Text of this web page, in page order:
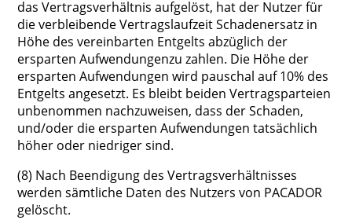
das Vertragsverhältnis aufgelöst, hat der Nutzer für
die verbleibende Vertragslaufzeit Schadenersatz in
Höhe des vereinbarten Entgelts abzüglich der
ersparten Aufwendungenzu zahlen. Die Höhe der
ersparten Aufwendungen wird pauschal auf 10% des
Entgelts angesetzt. Es bleibt beiden Vertragsparteien
unbenommen nachzuweisen, dass der Schaden,
und/oder die ersparten Aufwendungen tatsächlich
höher oder niedriger sind.
(8) Nach Beendigung des Vertragsverhältnisses
werden sämtliche Daten des Nutzers von PACADOR
gelöscht.